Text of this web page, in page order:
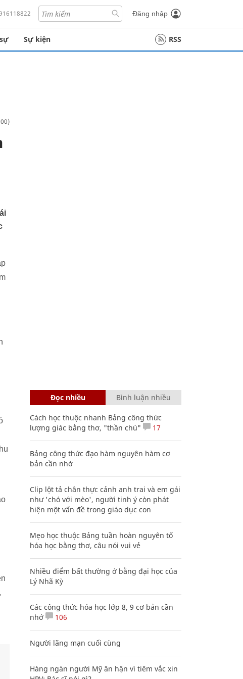
Đăng nhập
Sự kiện RSS
Đọc nhiều Bình luận nhiều
Cách học thuộc nhanh Bảng công thức
lượng giác bằng thơ, "thần chú"
17
Bảng công thức đạo hàm nguyên hàm cơ
bản cần nhớ
Clip lột tả chân thực cảnh anh trai và em gái
như 'chó với mèo', người tinh ý còn phát
hiện một vấn đề trong giáo dục con
Mẹo học thuộc Bảng tuần hoàn nguyên tố
hóa học bằng thơ, câu nói vui vẻ
Nhiều điểm bất thường ở bằng đại học của
Lý Nhã Kỳ
Các công thức hóa học lớp 8, 9 cơ bản cần
nhớ
106
Người lãng mạn cuối cùng
Hàng ngàn người Mỹ ân hận vì tiêm vắc xin